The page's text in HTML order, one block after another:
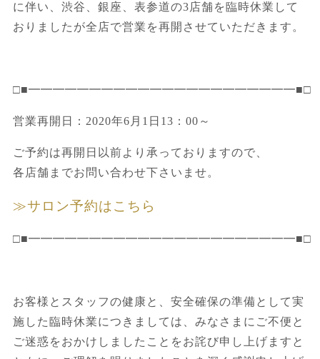
に伴い、渋谷、銀座、表参道の3店舗を臨時休業して
おりましたが全店で営業を再開させていただきます。
□■━━━━━━━━━━━━━━━━━━━━━━■□
営業再開日：2020年6月1日13：00～
ご予約は再開日以前より承っておりますので、
各店舗までお問い合わせ下さいませ。
≫サロン予約はこちら
□■━━━━━━━━━━━━━━━━━━━━━━■□
お客様とスタッフの健康と、安全確保の準備として実
施した臨時休業につきましては、みなさまにご不便と
ご迷惑をおかけしましたことをお詫び申し上げますと